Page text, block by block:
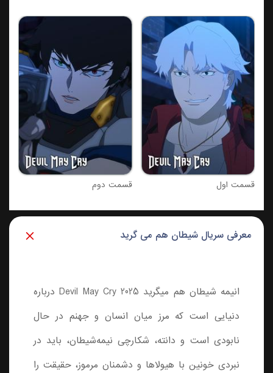
قسمت دوم
قسمت سوم
معرفی سریال شیطان هم می گرید
انیمه شیطان هم میگرید Devil May Cry 2025 درباره
دنیایی است که مرز میان انسان و جهنم در حال
نابودی است و دانته، شکارچی نیمه‌شیطان، باید در
نبردی خونین با هیولاها و دشمنان مرموز، حقیقت را